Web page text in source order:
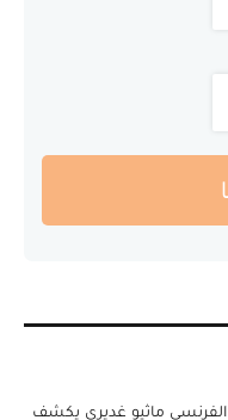
ماثيو غديري يكشف